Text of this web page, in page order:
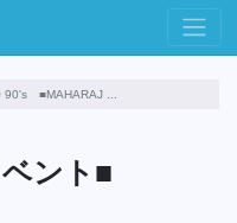
90's ■MAHARAJ ...
ント■